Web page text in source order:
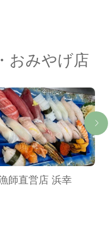
おみやげ店
師直営店 浜幸